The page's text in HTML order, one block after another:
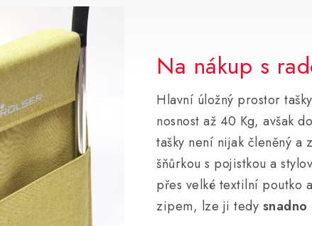
Na nákup s
Hlavní úložný prostor
nosnost až 40 Kg, avšak
tašky není nijak členěný a
šňůrkou s pojistkou a
přes velké textilní poutko
zipem, lze ji tedy